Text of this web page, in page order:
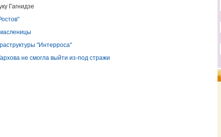
Гагнидзе
"Интерроса"
не смогла выйти из-под стражи